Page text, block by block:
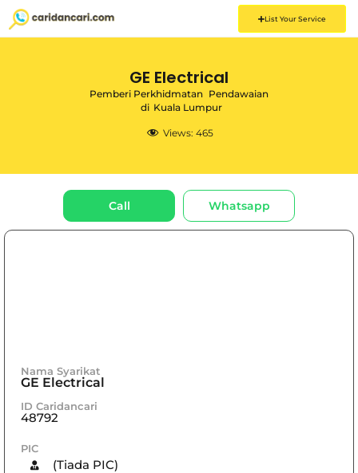
List Your Service
GE Electrical
Pemberi Perkhidmatan Pendawaian
di Kuala Lumpur
Views: 465
Call Whatsapp
Nama Syarikat
GE Electrical
ID Caridancari
48792
PIC
(Tiada PIC)